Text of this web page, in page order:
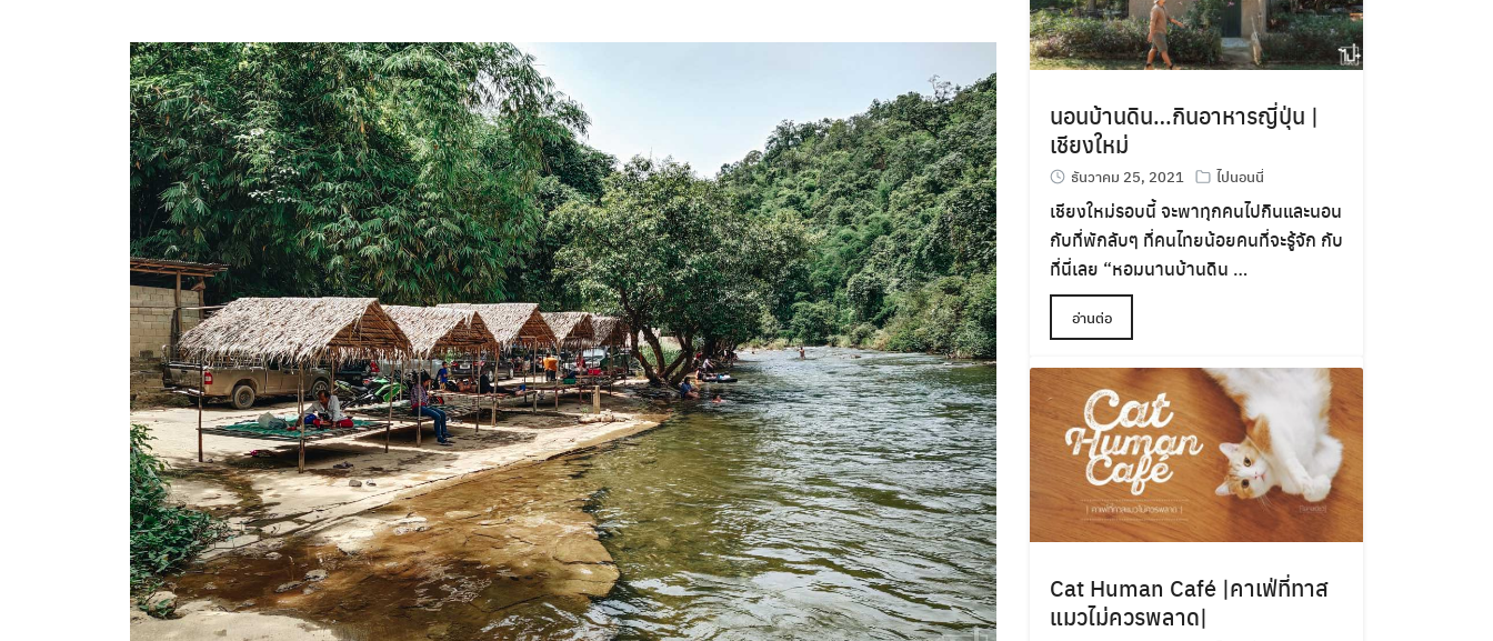
นอนบ้านดิน…กินอาหารญี่ปุ่น |
เชียงใหม่
ธันวาคม 25, 2021 ไปนอนนี่
เชียงใหม่รอบนี้ จะพาทุกคนไปกินและนอน
กับที่พักลับๆ ที่คนไทยน้อยคนที่จะรู้จัก กับ
ที่นี่เลย “หอมนานบ้านดิน …
อ่านต่อ
Cat Human Café |คาเฟ่ที่ทาส
แมวไม่ควรพลาด|